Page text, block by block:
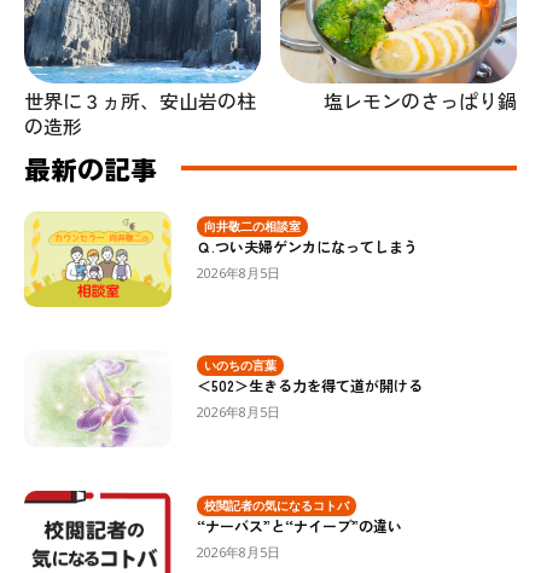
世界に３ヵ所、安山岩の柱
の造形
塩レモンのさっぱり鍋
最新の記事
向井敬二の相談室
Ｑ.つい夫婦ゲンカになってしまう
2026年8月5日
いのちの言葉
＜502＞生きる力を得て道が開ける
2026年8月5日
校閲記者の気になるコトバ
“ナーバス”と“ナイーブ”の違い
2026年8月5日